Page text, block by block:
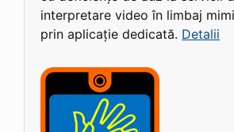
interpretare video în limbaj
prin aplicație dedicată. Detalii